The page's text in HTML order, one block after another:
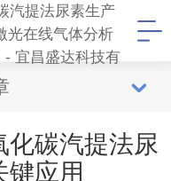
化碳汽提法尿
键应用